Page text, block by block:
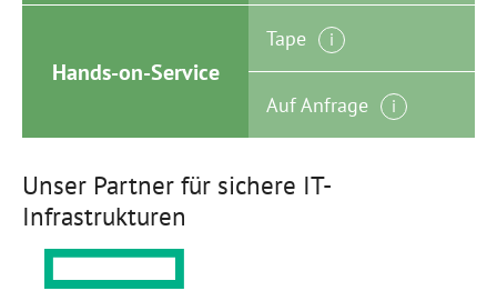
Hands-on-Service
Tape i
Auf Anfrage i
Unser Partner für sichere IT-
Infrastrukturen